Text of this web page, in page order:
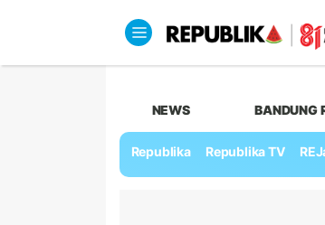
NEWS BANDUNG
Republika Republika TV